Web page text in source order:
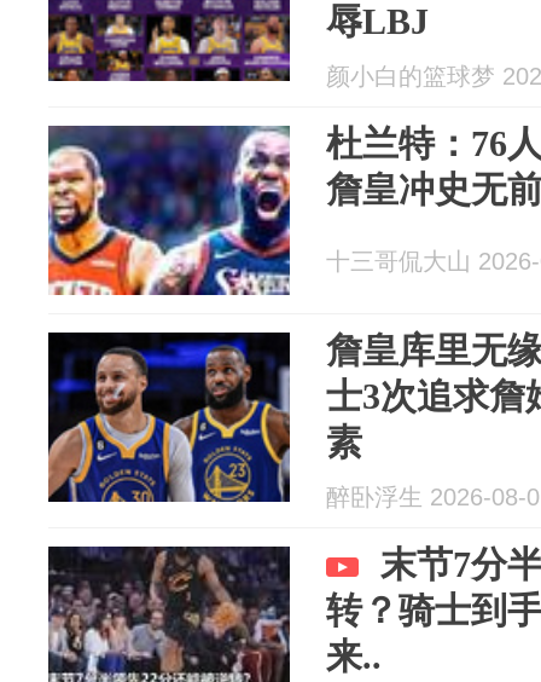
辱LBJ
颜小白的篮球梦
杜兰特：76
詹皇冲史无
十三哥侃大山
詹皇库里无
士3次追求詹
素
醉卧浮生 2026-08-
末节7分
转？骑士到
来..